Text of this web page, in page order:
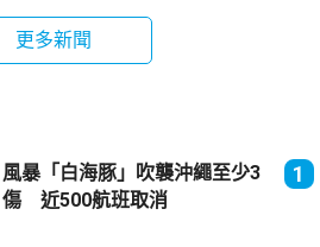
更多新聞
風暴「白海豚」吹襲沖繩至少3
傷 近500航班取消
1